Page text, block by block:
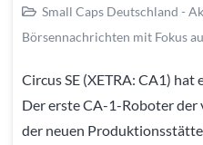
Small Caps Deutschland -
Börsennachrichten mit Fokus
Circus SE (XETRA: CA1)
Der erste CA-1-Roboter
der neuen